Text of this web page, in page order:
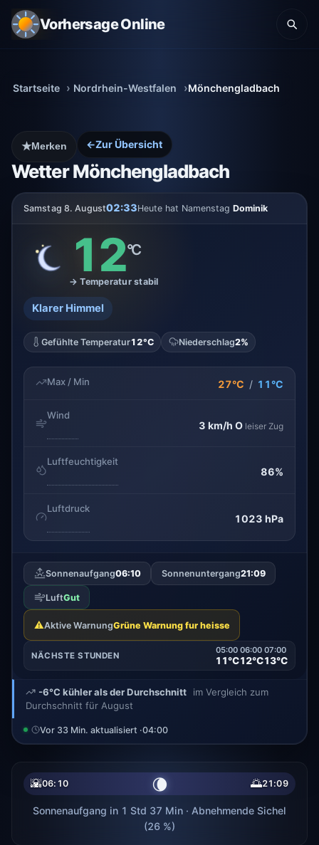
Vorhersage Online
Startseite Nordrhein-Westfalen Mönchengladbach
←Zur Übersicht
Wetter Mönchengladbach
★Merken
Samstag 8. August02:33Heute hat NamenstagDominik
12°C
→ Temperatur stabil
Klarer Himmel
Gefühlte Temperatur12°C Niederschlag2%
Max / Min 27°C / 11°C
Wind
3 km/h O leiser Zug
Luftfeuchtigkeit
86%
Luftdruck
1023 hPa
Sonnenaufgang06:10 Sonnenuntergang21:09
LuftGut
⚠️Aktive WarnungGrüne Warnung fur heisse
NÄCHSTE STUNDEN
05:00
11°C
06:00
12°C
07:00
13°C
-6°C kühler als der Durchschnitt
im Vergleich zum
Durchschnitt für August
Vor 33 Min. aktualisiert ·04:00
🌇06:10 🌘 🌅21:09
Sonnenaufgang in 1 Std 37 Min · Abnehmende Sichel
(26 %)